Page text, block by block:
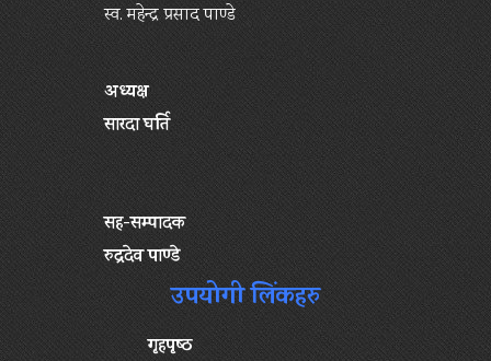
स्व. महेन्द्र प्रसाद पाण्डे
अध्यक्ष
सारदा घर्ति
सह-सम्पादक
रुद्रदेव पाण्डे
उपयोगी लिंकहरु
गृहपृष्‍ठ